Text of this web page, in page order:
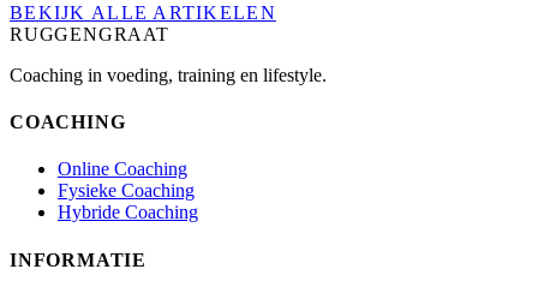
BEKIJK ALLE ARTIKELEN
RUGGENGRAAT
Coaching in voeding, training en lifestyle.
COACHING
Online Coaching
Fysieke Coaching
Hybride Coaching
INFORMATIE